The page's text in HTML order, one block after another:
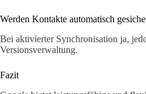
Werden Kontakte automatisch
Bei aktivierter Synchronisation ja,
Versionsverwaltung.
Fazit